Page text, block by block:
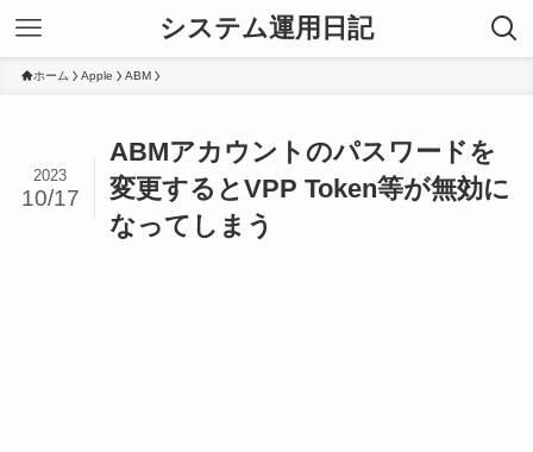
システム運用日記
ホーム Apple ABM
ABMアカウントのパスワードを
変更するとVPP Token等が無効に
なってしまう
2023
10/17